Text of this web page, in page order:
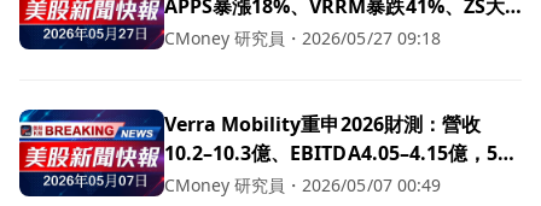
APPS暴漲18%、VRRM暴跌41%、ZS大
幅回檔
CMoney 研究員 ・ 2026/05/27 09:18
Verra Mobility重申2026財測：營收
10.2–10.3億、EBITDA4.05–4.15億，5%
裁員拚年省1,000萬美元
CMoney 研究員 ・ 2026/05/07 00:49